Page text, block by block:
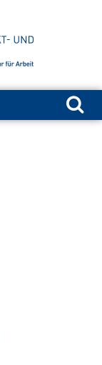
Suchen nach: